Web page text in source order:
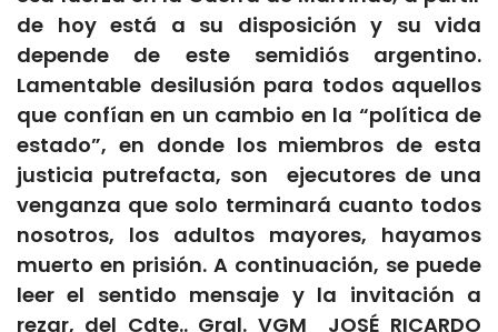
de hoy está a su disposición y su vida
depende de este semidiós argentino.
Lamentable desilusión para todos aquellos
que confían en un cambio en la “política de
estado”, en donde los miembros de esta
justicia putrefacta, son ejecutores de una
venganza que solo terminará cuanto todos
nosotros, los adultos mayores, hayamos
muerto en prisión. A continuación, se puede
leer el sentido mensaje y la invitación a
rezar, del Cdte.. Gral. VGM JOSÉ RICARDO